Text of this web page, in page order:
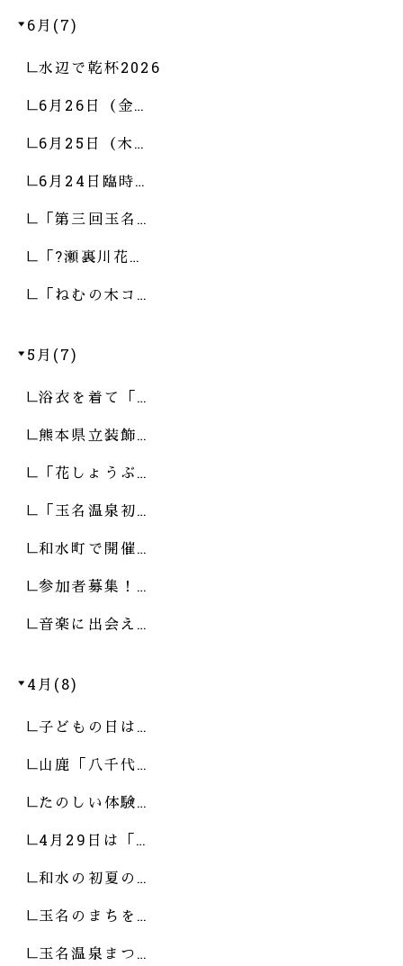
6月(7)
水辺で乾杯2026
6月26日（金…
6月25日（木…
6月24日臨時…
「第三回玉名…
「?瀬裏川花…
「ねむの木コ…
5月(7)
浴衣を着て「…
熊本県立装飾…
「花しょうぶ…
「玉名温泉初…
和水町で開催…
参加者募集！…
音楽に出会え…
4月(8)
子どもの日は…
山鹿「八千代…
たのしい体験…
4月29日は「…
和水の初夏の…
玉名のまちを…
玉名温泉まつ…